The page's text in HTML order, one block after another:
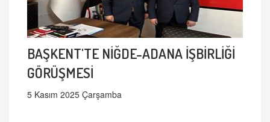
BAŞKENT'TE NİĞDE-ADANA İŞBİRLİĞİ
GÖRÜŞMESİ
5 Kasım 2025 Çarşamba